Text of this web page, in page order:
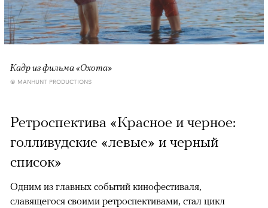
Кадр из фильма «Охота»
© MANHUNT PRODUCTIONS
Ретроспектива «Красное и черное:
голливудские «левые» и черный
список»
Одним из главных событий кинофестиваля,
славящегося своими ретроспективами, стал цикл